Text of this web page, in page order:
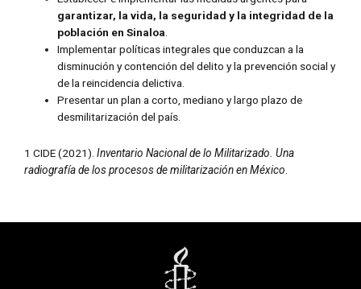
garantizar, la vida, la seguridad y la integridad de la
población en Sinaloa
Implementar políticas integrales que conduzcan a la
disminución y contención del delito y la prevención social y
de la reincidencia delictiva.
Presentar un plan a corto, mediano y largo plazo de
desmilitarización del país.
1 CIDE (2021). Inventario Nacional de lo Militarizado. Una
radiografía de los procesos de militarización en México